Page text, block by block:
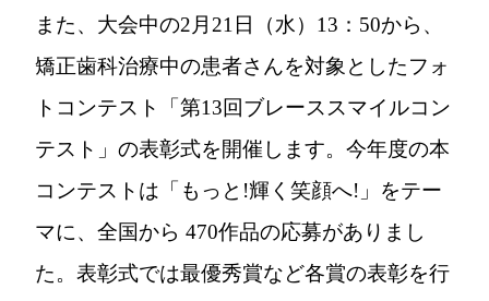
また、大会中の2月21日（水）13：50から、
矯正歯科治療中の患者さんを対象としたフォ
トコンテスト「第13回ブレーススマイルコン
テスト」の表彰式を開催します。今年度の本
コンテストは「もっと!輝く笑顔へ!」をテー
マに、全国から 470作品の応募がありまし
た。表彰式では最優秀賞など各賞の表彰を行